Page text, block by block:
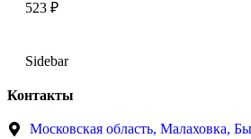
523 ₽
Sidebar
Контакты
Московская область, Малаховка,